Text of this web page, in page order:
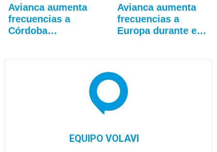
Avianca aumenta
frecuencias a
Córdoba
Avianca aumenta
frecuencias a
Europa durante el
EQUIPO VOLAVI